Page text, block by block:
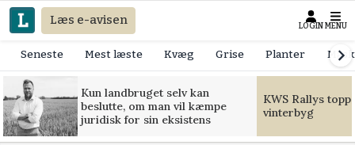
Læs e-avisen LOGIN MENU
Seneste Mest læste Kvæg Grise Planter
Kun landbruget selv kan
beslutte, om man vil kæmpe
juridisk for sin eksistens
KWS Rallys
vinterbyg